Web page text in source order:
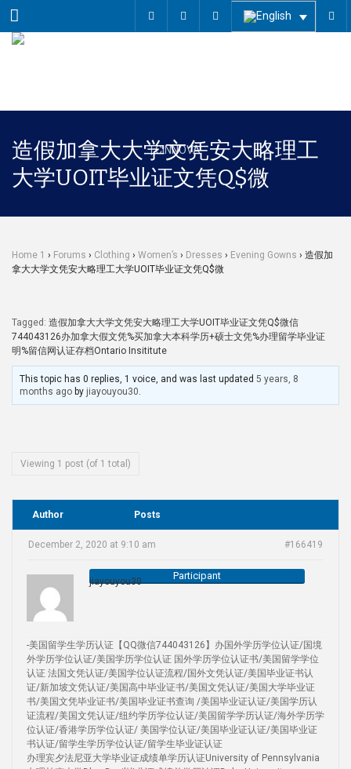
Menu
造假加拿大大学文凭安大略理工
大学UOIT毕业证文凭Q$微
Home 1 › Forums › Clothing › Women’s › Dresses › Evening Gowns › 造假加
拿大大学文凭安大略理工大学UOIT毕业证文凭Q$微
Tagged: 造假加拿大大学文凭安大略理工大学UOIT毕业证文凭Q$微信
744043126办加拿大假文凭%买加拿大本科学历+硕士文凭%办理留学毕业证
明%留信网认证存档Ontario Insititute
This topic has 0 replies, 1 voice, and was last updated5 years, 8
months ago by jiayouyou30.
Viewing 1 post (of 1 total)
Author Posts
December 2, 2020 at 9:10 am #166419
jiayouyou30 Participant
-美国留学生学历认证【QQ微信744043126】办国外学历学位认证/国境
外学历学位认证/美国学历学位认证 国外学历学位认证书/美国留学学位
认证 法国文凭认证/美国学位认证流程/国外文凭认证/美国毕业证书认
证/新加坡文凭认证/美国高中毕业证书/美国文凭认证/美国大学毕业证
书/美国文凭毕业证书/美国毕业证书查询 /美国毕业证认证/美国学历认
证流程/美国文凭认证/纽约学历学位认证/美国留学学历认证/海外学历学
位认证/香港学历学位认证/ 美国学位认证/美国毕业证认证/美国毕业证
书认证/留学生学历学位认证/留学生毕业证认证
办理宾夕法尼亚大学毕业证成绩单学历认证University of Pennsylvania